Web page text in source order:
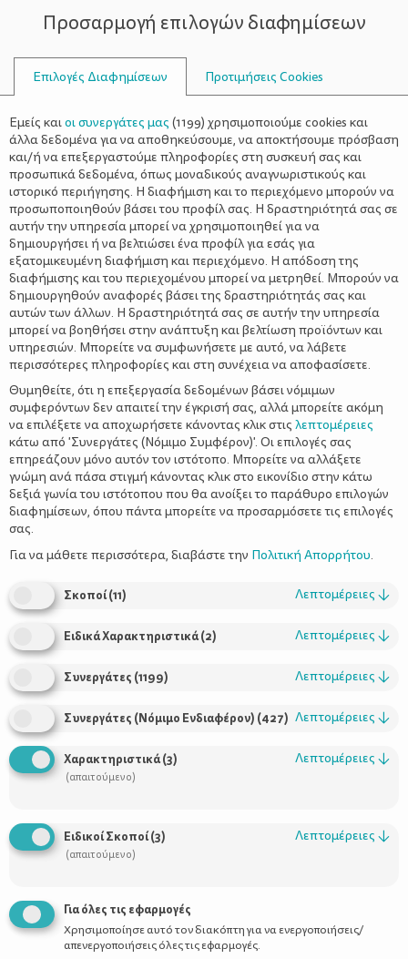
ΣΥΜΒΟΥΛΟΙ
ΣΥΝΤΑΓΈΣ>ΣΥΝΤΑΓΈΣ
Cloudbreads
ΔΙΑΤΡΟΦΙΚΕΣ ΠΛΗΡΟΦΟΡΙΕΣ
Ανά 1 cloudbread:
Ενέργεια: 28 kcal
Υδατάνθρακες: 0,8 γρ.
Πρωτεΐνη: 5,2 γρ.
Λιπαρά: 1,1 γρ.
Φυτικές Ίνες: 0,1 γρ
Υλικά
3 αυγά
3 κ.σ. τυρί κρέμα protein
1 κ.γ. baking powder
Προσαρμογή επιλογών διαφημίσεων
Επιλογές Διαφημίσεων Προτιμήσεις Cookies
Εμείς καιοι συνεργάτες μας (1199) χρησιμοποιούμε cookies και
άλλα δεδομένα για να αποθηκεύσουμε, να αποκτήσουμε πρόσβαση
και/ή να επεξεργαστούμε πληροφορίες στη συσκευή σας και
προσωπικά δεδομένα, όπως μοναδικούς αναγνωριστικούς και
ιστορικό περιήγησης. Η διαφήμιση και το περιεχόμενο μπορούν να
προσωποποιηθούν βάσει του προφίλ σας. Η δραστηριότητά σας σε
αυτήν την υπηρεσία μπορεί να χρησιμοποιηθεί για να
δημιουργήσει ή να βελτιώσει ένα προφίλ για εσάς για
εξατομικευμένη διαφήμιση και περιεχόμενο. Η απόδοση της
διαφήμισης και του περιεχομένου μπορεί να μετρηθεί. Μπορούν να
δημιουργηθούν αναφορές βάσει της δραστηριότητάς σας και
αυτών των άλλων. Η δραστηριότητά σας σε αυτήν την υπηρεσία
μπορεί να βοηθήσει στην ανάπτυξη και βελτίωση προϊόντων και
υπηρεσιών. Μπορείτε να συμφωνήσετε με αυτό, να λάβετε
περισσότερες πληροφορίες και στη συνέχεια να αποφασίσετε.
Θυμηθείτε, ότι η επεξεργασία δεδομένων βάσει νόμιμων
συμφερόντων δεν απαιτεί την έγκρισή σας, αλλά μπορείτε ακόμη
να επιλέξετε να αποχωρήσετε κάνοντας κλικ στις λεπτομέρειες
κάτω από 'Συνεργάτες (Νόμιμο Συμφέρον)'. Οι επιλογές σας
επηρεάζουν μόνο αυτόν τον ιστότοπο. Μπορείτε να αλλάξετε
γνώμη ανά πάσα στιγμή κάνοντας κλικ στο εικονίδιο στην κάτω
δεξιά γωνία του ιστότοπου που θα ανοίξει το παράθυρο επιλογών
διαφημίσεων, όπου πάντα μπορείτε να προσαρμόσετε τις επιλογές
σας.
Για να μάθετε περισσότερα, διαβάστε την Πολιτική Απορρήτου.
Σκοποί(11) Λεπτομέρειες ↓
Ειδικά Χαρακτηριστικά(2) Λεπτομέρειες ↓
Συνεργάτες (1199) Λεπτομέρειες ↓
Συνεργάτες (Νόμιμο Ενδιαφέρον) (427) Λεπτομέρειες ↓
Χαρακτηριστικά(3)
(απαιτούμενο)
Λεπτομέρειες ↓
Ειδικοί Σκοποί(3)
(απαιτούμενο)
Λεπτομέρειες ↓
Για όλες τις εφαρμογές
Χρησιμοποίησε αυτό τον διακόπτη για να ενεργοποιήσεις/
απενεργοποιήσεις όλες τις εφαρμογές.